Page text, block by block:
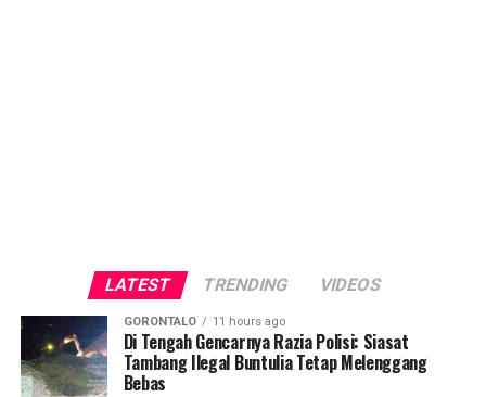
LATEST TRENDING VIDEOS
GORONTALO 11 hours ago
Di Tengah Gencarnya Razia Polisi: Siasat
Tambang Ilegal Buntulia Tetap Melenggang
Bebas